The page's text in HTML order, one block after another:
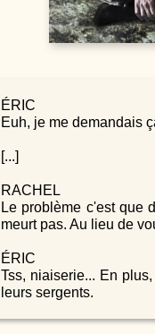
ÉRIC
Euh, je me demandais
[...]
RACHEL
Le problème c'est que
meurt pas. Au lieu de
ÉRIC
Tss, niaiserie... En
leurs sergents.